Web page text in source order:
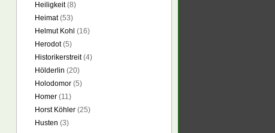
Heiligkeit(8)
Heimat(53)
Helmut Kohl (16)
Herodot(5)
Historikerstreit(4)
Hölderlin (20)
Holodomor (5)
Homer (11)
Horst Köhler (25)
Husten (3)